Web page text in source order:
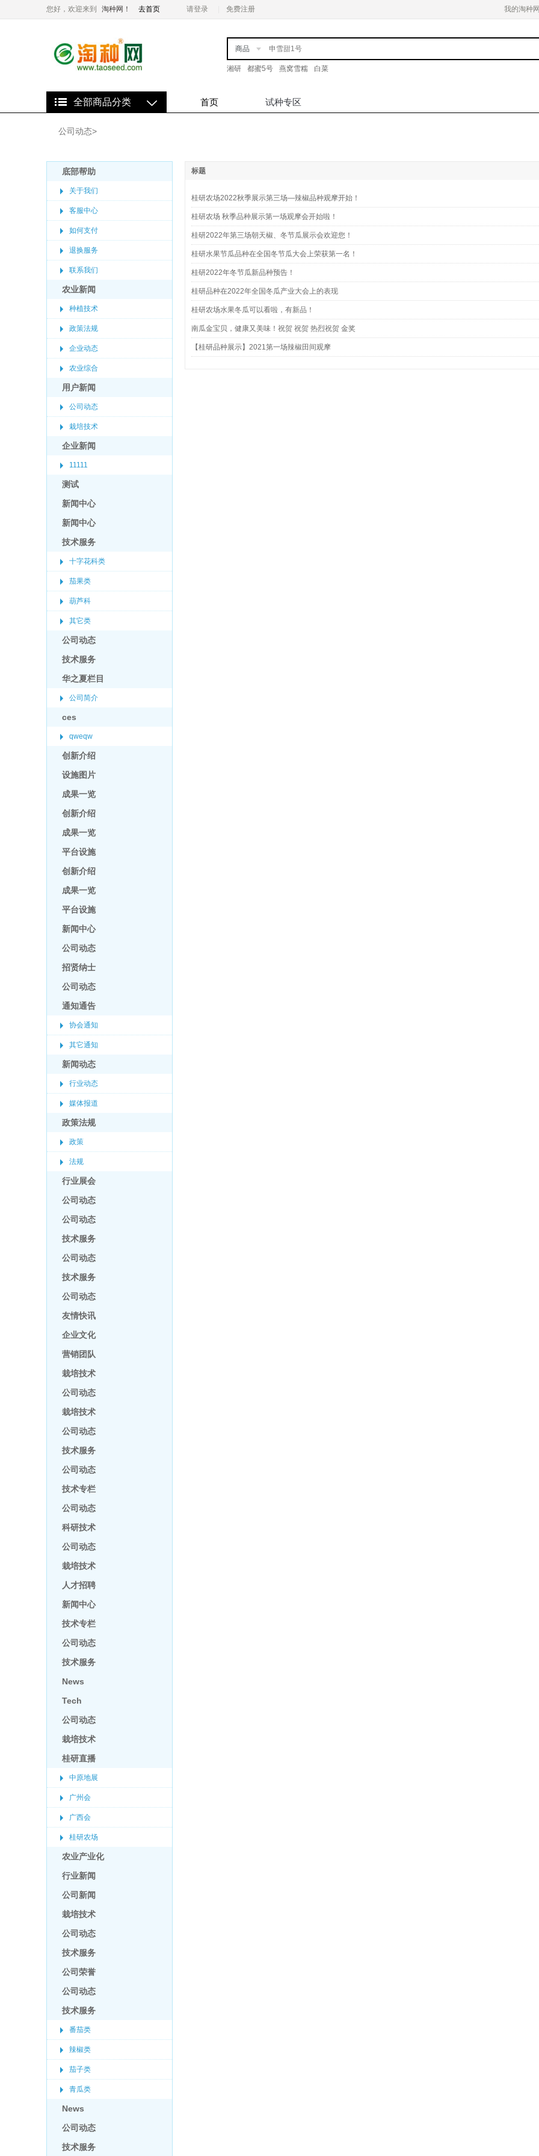
您好，欢迎来到 淘种网！ 去首页 请登录 免费注册 我的淘种
商品
湘研 都蜜5号 燕窝雪糯 白菜
全部商品分类 首页 试种专区
公司动态>
底部帮助
关于我们
客服中心
如何支付
退换服务
联系我们
农业新闻
种植技术
政策法规
企业动态
农业综合
用户新闻
公司动态
栽培技术
企业新闻
11111
测试
新闻中心
新闻中心
技术服务
十字花科类
茄果类
葫芦科
其它类
公司动态
技术服务
华之夏栏目
公司简介
ces
qweqw
创新介绍
设施图片
成果一览
创新介绍
成果一览
平台设施
创新介绍
成果一览
平台设施
新闻中心
公司动态
招贤纳士
公司动态
通知通告
协会通知
其它通知
新闻动态
行业动态
媒体报道
政策法规
政策
法规
行业展会
公司动态
公司动态
技术服务
公司动态
技术服务
公司动态
友情快讯
企业文化
营销团队
栽培技术
公司动态
栽培技术
公司动态
技术服务
公司动态
技术专栏
公司动态
科研技术
公司动态
栽培技术
人才招聘
新闻中心
技术专栏
公司动态
技术服务
News
Tech
公司动态
栽培技术
桂研直播
中原地展
广州会
广西会
桂研农场
农业产业化
行业新闻
公司新闻
栽培技术
公司动态
技术服务
公司荣誉
公司动态
技术服务
番茄类
辣椒类
茄子类
青瓜类
News
公司动态
技术服务
标题
桂研农场2022秋季展示第三场—辣椒品种观摩开始！
桂研农场 秋季品种展示第一场观摩会开始啦！
桂研2022年第三场朝天椒、冬节瓜展示会欢迎您！
桂研水果节瓜品种在全国冬节瓜大会上荣获第一名！
桂研2022年冬节瓜新品种预告！
桂研品种在2022年全国冬瓜产业大会上的表现
桂研农场水果冬瓜可以看啦，有新品​！
南瓜金宝贝，健康又美味！祝贺 祝贺 热烈祝贺 金奖
【桂研品种展示】2021第一场辣椒田间观摩